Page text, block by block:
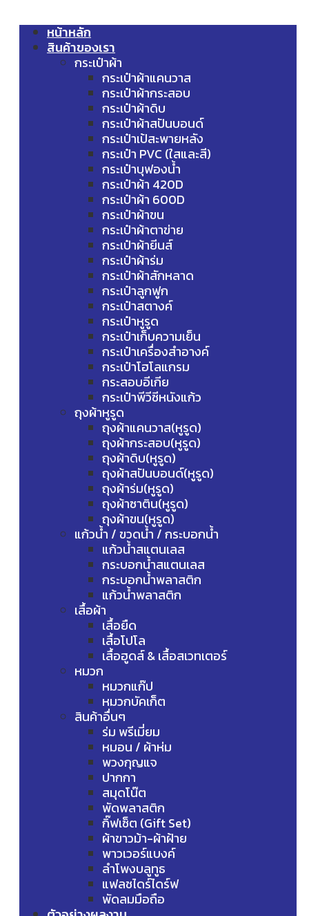
หน้าหลัก
สินค้าของเรา
กระเป๋าผ้า
กระเป๋าผ้าแคนวาส
กระเป๋าผ้ากระสอบ
กระเป๋าผ้าดิบ
กระเป๋าผ้าสปันบอนด์
กระเป๋าเป้สะพายหลัง
กระเป๋า PVC (ใสและสี)
กระเป๋าบุฟองน้ำ
กระเป๋าผ้า 420D
กระเป๋าผ้า 600D
กระเป๋าผ้าขน
กระเป๋าผ้าตาข่าย
กระเป๋าผ้ายีนส์
กระเป๋าผ้าร่ม
กระเป๋าผ้าสักหลาด
กระเป๋าลูกฟูก
กระเป๋าสตางค์
กระเป๋าหูรูด
กระเป๋าเก็บความเย็น
กระเป๋าเครื่องสำอางค์
กระเป๋าโฮโลแกรม
กระสอบอีเกีย
กระเป๋าพีวีซีหนังแก้ว
ถุงผ้าหูรูด
ถุงผ้าแคนวาส(หูรูด)
ถุงผ้ากระสอบ(หูรูด)
ถุงผ้าดิบ(หูรูด)
ถุงผ้าสปันบอนด์(หูรูด)
ถุงผ้าร่ม(หูรูด)
ถุงผ้าซาติน(หูรูด)
ถุงผ้าขน(หูรูด)
แก้วน้ำ / ขวดน้ำ / กระบอกน้ำ
แก้วน้ำสแตนเลส
กระบอกน้ำสแตนเลส
กระบอกน้ำพลาสติก
แก้วน้ำพลาสติก
เสื้อผ้า
เสื้อยืด
เสื้อโปโล
เสื้อฮูดส์ & เสื้อสเวทเตอร์
หมวก
หมวกแก๊ป
หมวกบัคเก็ต
สินค้าอื่นๆ
ร่ม พรีเมี่ยม
หมอน / ผ้าห่ม
พวงกุญแจ
ปากกา
สมุดโน๊ต
พัดพลาสติก
กิ๊ฟเซ็ต (Gift Set)
ผ้าขาวม้า-ผ้าฝ้าย
พาวเวอร์แบงค์
ลำโพงบลูทูธ
แฟลชไดร์ไดร์ฟ
พัดลมมือถือ